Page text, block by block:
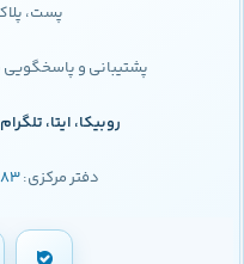
پست، پلاک 89، واحد
پشتیبانی و پاسخگویی
روبیکا، ایتا،
دفتر مرکزی: